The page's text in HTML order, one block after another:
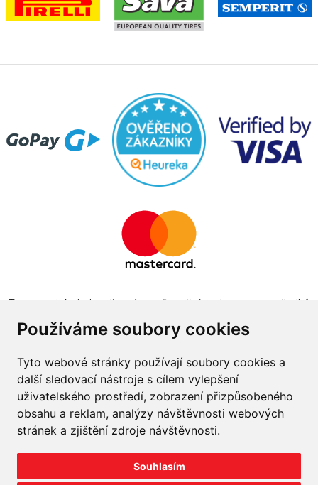
Používáme soubory cookies
Tyto webové stránky používají soubory cookies a
další sledovací nástroje s cílem vylepšení
uživatelského prostředí, zobrazení přizpůsobeného
obsahu a reklam, analýzy návštěvnosti webových
stránek a zjištění zdroje návštěvnosti.
Souhlasím
Tento projekt byl realizován za finanční podpory z prostředků
obchodu v programu The Country for the Future
Napište nám
Velkoobchod